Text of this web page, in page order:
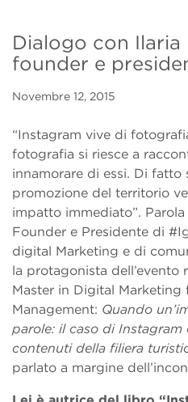
Dialogo con
founder e
Novembre 12, 2015
“Instagram vive di
fotografia si riesce a
innamorare di essi. Di fatto
promozione del territorio
impatto immediato”.
Founder e Presidente di
digital Marketing e di
la protagonista
Master in Digital Marketing
Management: Quando
parole: il caso di Instagram
contenuti della filiera
parlato a margine